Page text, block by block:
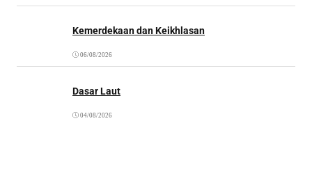
Kemerdekaan dan Keikhlasan
06/08/2026
Dasar Laut
04/08/2026